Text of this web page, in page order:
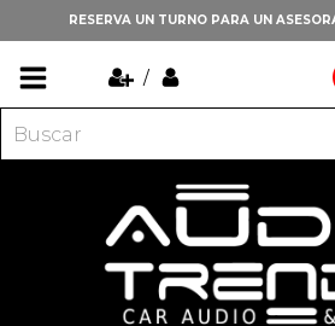
RESERVA UN TURNO PARA UN
/